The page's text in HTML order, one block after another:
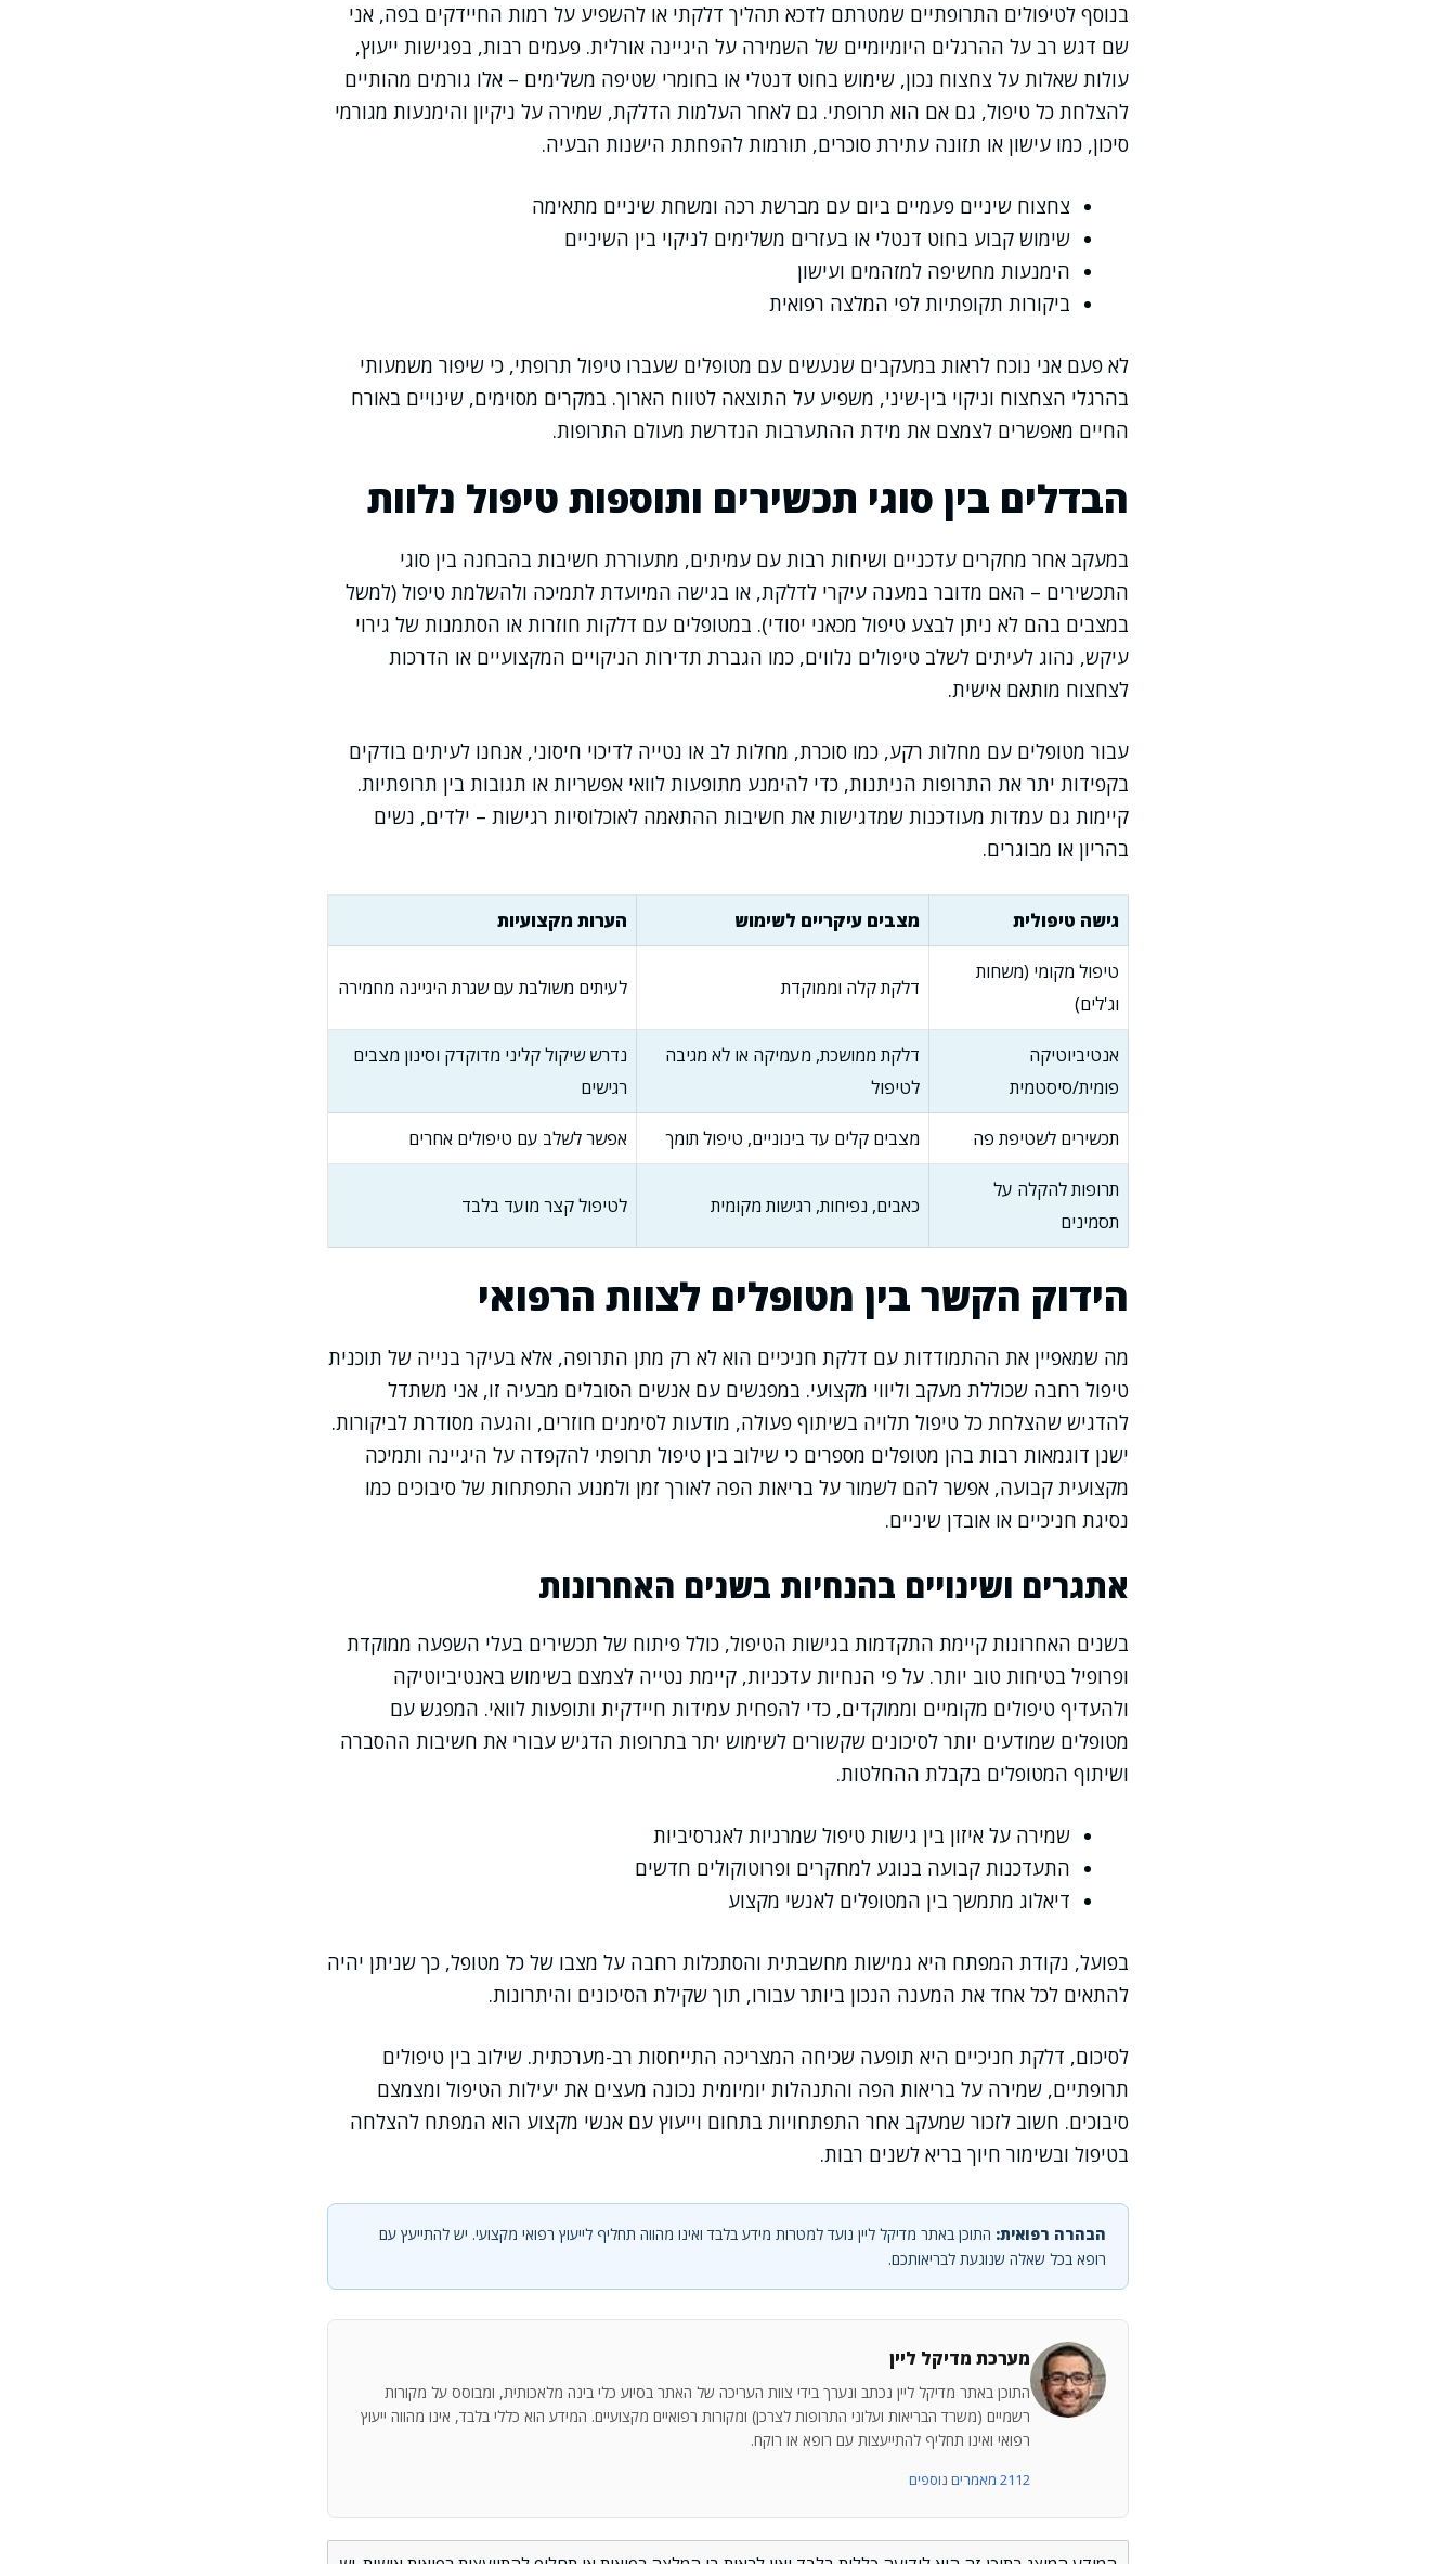
בנוסף לטיפולים התרופתיים שמטרתם לדכא תהליך דלקתי או להשפיע על רמות החיידקים בפה, אני
שם דגש רב על ההרגלים היומיומיים של השמירה על היגיינה אורלית. פעמים רבות, בפגישות ייעוץ,
עולות שאלות על צחצוח נכון, שימוש בחוט דנטלי או בחומרי שטיפה משלימים – אלו גורמים מהותיים
להצלחת כל טיפול, גם אם הוא תרופתי. גם לאחר העלמות הדלקת, שמירה על ניקיון והימנעות מגורמי
סיכון, כמו עישון או תזונה עתירת סוכרים, תורמות להפחתת הישנות הבעיה.
צחצוח שיניים פעמיים ביום עם מברשת רכה ומשחת שיניים מתאימה
שימוש קבוע בחוט דנטלי או בעזרים משלימים לניקוי בין השיניים
הימנעות מחשיפה למזהמים ועישון
ביקורות תקופתיות לפי המלצה רפואית
לא פעם אני נוכח לראות במעקבים שנעשים עם מטופלים שעברו טיפול תרופתי, כי שיפור משמעותי
בהרגלי הצחצוח וניקוי בין-שיני, משפיע על התוצאה לטווח הארוך. במקרים מסוימים, שינויים באורח
החיים מאפשרים לצמצם את מידת ההתערבות הנדרשת מעולם התרופות.
הבדלים בין סוגי תכשירים ותוספות טיפול נלוות
במעקב אחר מחקרים עדכניים ושיחות רבות עם עמיתים, מתעוררת חשיבות בהבחנה בין סוגי
התכשירים – האם מדובר במענה עיקרי לדלקת, או בגישה המיועדת לתמיכה ולהשלמת טיפול (למשל
במצבים בהם לא ניתן לבצע טיפול מכאני יסודי). במטופלים עם דלקות חוזרות או הסתמנות של גירוי
עיקש, נהוג לעיתים לשלב טיפולים נלווים, כמו הגברת תדירות הניקויים המקצועיים או הדרכות
לצחצוח מותאם אישית.
עבור מטופלים עם מחלות רקע, כמו סוכרת, מחלות לב או נטייה לדיכוי חיסוני, אנחנו לעיתים בודקים
בקפידות יתר את התרופות הניתנות, כדי להימנע מתופעות לוואי אפשריות או תגובות בין תרופתיות.
קיימות גם עמדות מעודכנות שמדגישות את חשיבות ההתאמה לאוכלוסיות רגישות – ילדים, נשים
בהריון או מבוגרים.
גישה טיפולית מצבים עיקריים לשימוש הערות מקצועיות
טיפול מקומי (משחות
וג'לים)
דלקת קלה וממוקדת לעיתים משולבת עם שגרת היגיינה מחמירה
אנטיביוטיקה
פומית/סיסטמית
דלקת ממושכת, מעמיקה או לא מגיבה
לטיפול
נדרש שיקול קליני מדוקדק וסינון מצבים
רגישים
תכשירים לשטיפת פה מצבים קלים עד בינוניים, טיפול תומך אפשר לשלב עם טיפולים אחרים
תרופות להקלה על
תסמינים
כאבים, נפיחות, רגישות מקומית לטיפול קצר מועד בלבד
הידוק הקשר בין מטופלים לצוות הרפואי
מה שמאפיין את ההתמודדות עם דלקת חניכיים הוא לא רק מתן התרופה, אלא בעיקר בנייה של תוכנית
טיפול רחבה שכוללת מעקב וליווי מקצועי. במפגשים עם אנשים הסובלים מבעיה זו, אני משתדל
להדגיש שהצלחת כל טיפול תלויה בשיתוף פעולה, מודעות לסימנים חוזרים, והגעה מסודרת לביקורות.
ישנן דוגמאות רבות בהן מטופלים מספרים כי שילוב בין טיפול תרופתי להקפדה על היגיינה ותמיכה
מקצועית קבועה, אפשר להם לשמור על בריאות הפה לאורך זמן ולמנוע התפתחות של סיבוכים כמו
נסיגת חניכיים או אובדן שיניים.
אתגרים ושינויים בהנחיות בשנים האחרונות
בשנים האחרונות קיימת התקדמות בגישות הטיפול, כולל פיתוח של תכשירים בעלי השפעה ממוקדת
ופרופיל בטיחות טוב יותר. על פי הנחיות עדכניות, קיימת נטייה לצמצם בשימוש באנטיביוטיקה
ולהעדיף טיפולים מקומיים וממוקדים, כדי להפחית עמידות חיידקית ותופעות לוואי. המפגש עם
מטופלים שמודעים יותר לסיכונים שקשורים לשימוש יתר בתרופות הדגיש עבורי את חשיבות ההסברה
ושיתוף המטופלים בקבלת ההחלטות.
שמירה על איזון בין גישות טיפול שמרניות לאגרסיביות
התעדכנות קבועה בנוגע למחקרים ופרוטוקולים חדשים
דיאלוג מתמשך בין המטופלים לאנשי מקצוע
בפועל, נקודת המפתח היא גמישות מחשבתית והסתכלות רחבה על מצבו של כל מטופל, כך שניתן יהיה
להתאים לכל אחד את המענה הנכון ביותר עבורו, תוך שקילת הסיכונים והיתרונות.
לסיכום, דלקת חניכיים היא תופעה שכיחה המצריכה התייחסות רב-מערכתית. שילוב בין טיפולים
תרופתיים, שמירה על בריאות הפה והתנהלות יומיומית נכונה מעצים את יעילות הטיפול ומצמצם
סיבוכים. חשוב לזכור שמעקב אחר התפתחויות בתחום וייעוץ עם אנשי מקצוע הוא המפתח להצלחה
בטיפול ובשימור חיוך בריא לשנים רבות.
הבהרה רפואית: התוכן באתר מדיקל ליין נועד למטרות מידע בלבד ואינו מהווה תחליף לייעוץ רפואי מקצועי. יש להתייעץ עם
רופא בכל שאלה שנוגעת לבריאותכם.
מערכת מדיקל ליין
התוכן באתר מדיקל ליין נכתב ונערך בידי צוות העריכה של האתר בסיוע כלי בינה מלאכותית, ומבוסס על מקורות
רשמיים (משרד הבריאות ועלוני התרופות לצרכן) ומקורות רפואיים מקצועיים. המידע הוא כללי בלבד, אינו מהווה ייעוץ
רפואי ואינו תחליף להתייעצות עם רופא או רוקח.
2112 מאמרים נוספים